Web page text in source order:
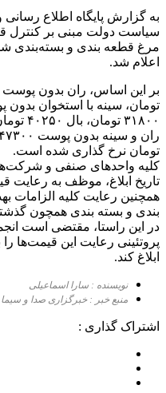
به گزارش پایگاه اطلاع
سیاست دولت مبنی بر کنترل
اعلام شد.
تومان نرخ گذاری شده است.
کلیه واحد‌های صنفی و
تاریخ ابلاغ، موظف به رعایت
همچنین رعایت کلیه الزامات
بندی و بسته بندی همچون
در این راستا، مقتضی است
پروتئینی رعایت این قیمت‌ها
ابلاغ کند.
نویسنده : سارا اسماعیلی
منبع خبر : خبرگزاری صدا و سیما
اشتراک گذاری :